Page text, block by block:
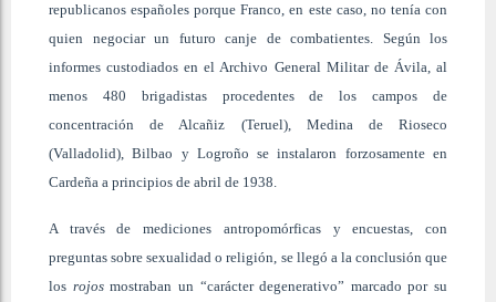
republicanos españoles porque Franco, en este caso, no tenía con
quien negociar un futuro canje de combatientes. Según los
informes custodiados en el Archivo General Militar de Ávila, al
menos 480 brigadistas procedentes de los campos de
concentración de Alcañiz (Teruel), Medina de Rioseco
(Valladolid), Bilbao y Logroño se instalaron forzosamente en
Cardeña a principios de abril de 1938.
A través de mediciones antropomórficas y encuestas, con
preguntas sobre sexualidad o religión, se llegó a la conclusión que
los rojosmostraban un “carácter degenerativo” marcado por su